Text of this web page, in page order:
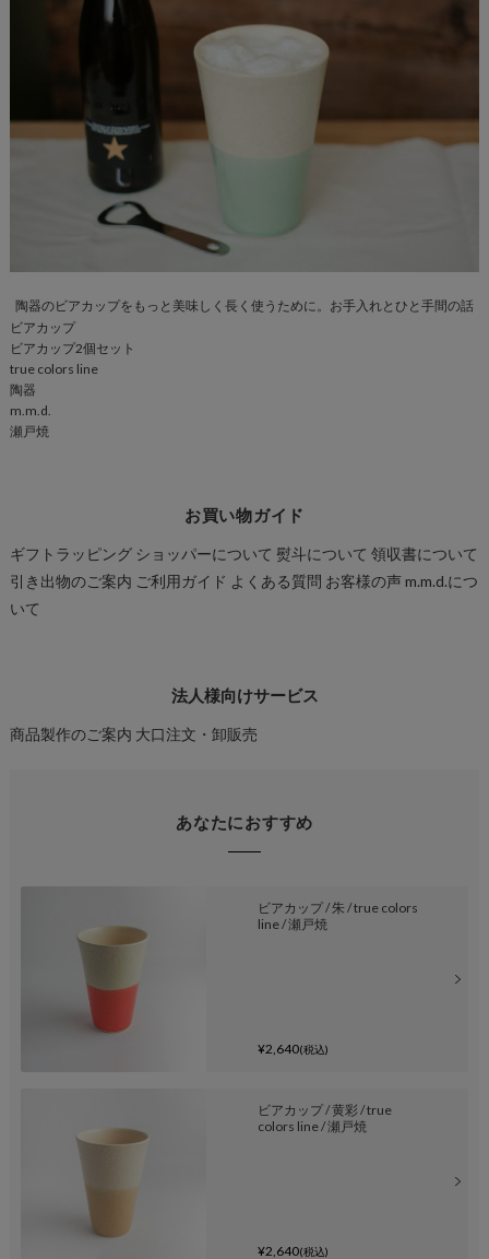
陶器のビアカップをもっと美味しく長く使うために。お手入れとひと手間の話
ビアカップ
ビアカップ2個セット
true colors line
陶器
m.m.d.
瀬戸焼
お買い物ガイド
ギフトラッピング ショッパーについて 熨斗について 領収書について
引き出物のご案内 ご利用ガイド よくある質問 お客様の声m.m.d.につ
いて
法人様向けサービス
商品製作のご案内 大口注文・卸販売
あなたにおすすめ
ビアカップ / 朱 / true colors
line / 瀬戸焼
¥2,640(税込)
ビアカップ / 黄彩 / true
colors line / 瀬戸焼
¥2,640(税込)